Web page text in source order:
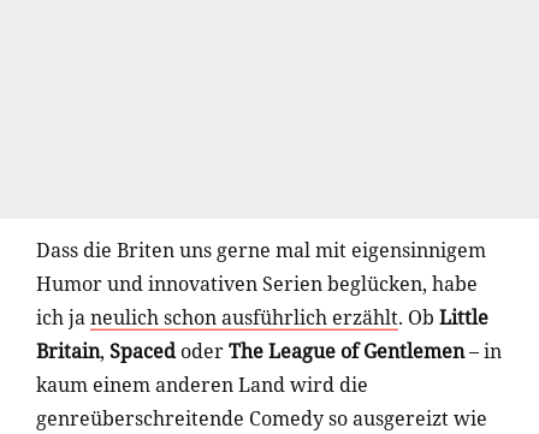
Dass die Briten uns gerne mal mit eigensinnigem
Humor und innovativen Serien beglücken, habe
ich janeulich schon ausführlich erzählt. Ob Little
Britain, SpacedoderThe League of Gentlemen– in
kaum einem anderen Land wird die
genreüberschreitende Comedy so ausgereizt wie